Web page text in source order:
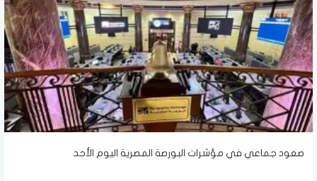
صعود جماعي في مؤشرات البورصة المصرية اليوم الأحد